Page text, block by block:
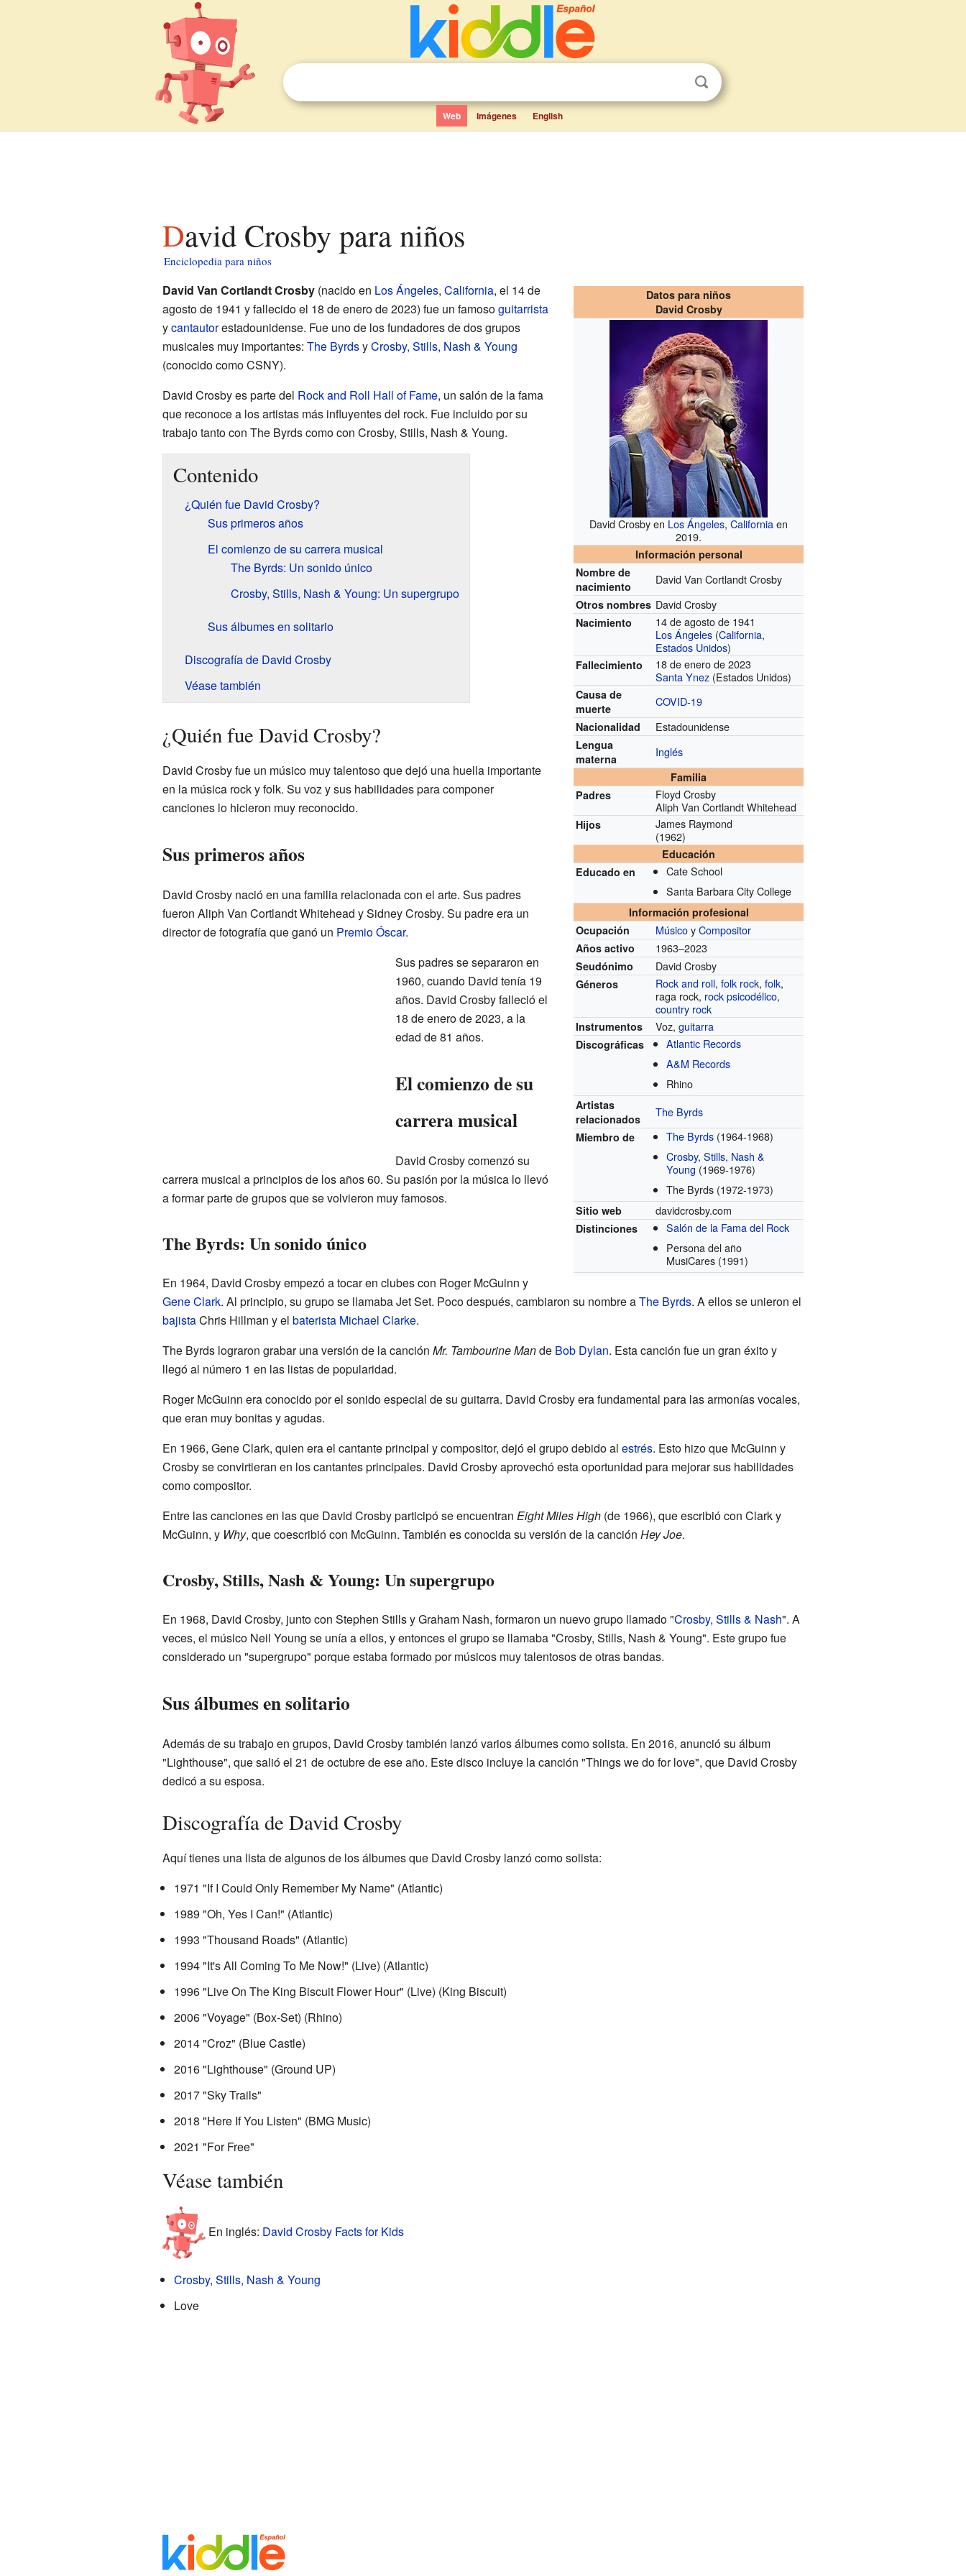
Web Imágenes English
David Crosby para niños
Enciclopedia para niños
Datos para niños
David Crosby
David Crosby en Los Ángeles,Californiaen
2019.
Información personal
Nombre de
nacimiento
David Van Cortlandt Crosby
Otros nombres David Crosby
Nacimiento
14 de agosto de 1941
Los Ángeles (California,
Estados Unidos)
Fallecimiento
18 de enero de 2023
Santa Ynez (Estados Unidos)
Causa de
muerte
COVID-19
Nacionalidad Estadounidense
Lengua
materna
Inglés
Familia
Padres
Floyd Crosby
Aliph Van Cortlandt Whitehead
Hijos
James Raymond
(1962)
Educación
Educado en
Cate School
Santa Barbara City College
Información profesional
Ocupación
MúsicoyCompositor
Años activo 1963–2023
Seudónimo David Crosby
Géneros Rock and roll,folk rock,folk,
raga rock, rock psicodélico,
country rock
Instrumentos Voz,guitarra
Discográficas
Atlantic Records
A&M Records
Rhino
Artistas
relacionados
The Byrds
Miembro de The Byrds (1964-1968)
Crosby, Stills, Nash &
Young (1969-1976)
The Byrds (1972-1973)
Sitio web davidcrosby.com
Distinciones
Salón de la Fama del Rock
Persona del año
MusiCares (1991)
David Van Cortlandt Crosby(nacido en Los Ángeles, California, el 14 de
agosto de 1941 y fallecido el 18 de enero de 2023) fue un famosoguitarrista
ycantautorestadounidense. Fue uno de los fundadores de dos grupos
musicales muy importantes: The ByrdsyCrosby, Stills, Nash & Young
(conocido como CSNY).
David Crosby es parte del Rock and Roll Hall of Fame, un salón de la fama
que reconoce a los artistas más influyentes del rock. Fue incluido por su
trabajo tanto con The Byrds como con Crosby, Stills, Nash & Young.
Contenido
¿Quién fue David Crosby?
Sus primeros años
El comienzo de su carrera musical
The Byrds: Un sonido único
Crosby, Stills, Nash & Young: Un supergrupo
Sus álbumes en solitario
Discografía de David Crosby
Véase también
¿Quién fue David Crosby?
David Crosby fue un músico muy talentoso que dejó una huella importante
en la música rock y folk. Su voz y sus habilidades para componer
canciones lo hicieron muy reconocido.
Sus primeros años
David Crosby nació en una familia relacionada con el arte. Sus padres
fueron Aliph Van Cortlandt Whitehead y Sidney Crosby. Su padre era un
director de fotografía que ganó un Premio Óscar.
Sus padres se separaron en
1960, cuando David tenía 19
años. David Crosby falleció el
18 de enero de 2023, a la
edad de 81 años.
El comienzo de su
carrera musical
David Crosby comenzó su
carrera musical a principios de los años 60. Su pasión por la música lo llevó
a formar parte de grupos que se volvieron muy famosos.
The Byrds: Un sonido único
En 1964, David Crosby empezó a tocar en clubes con Roger McGuinn y
Gene Clark. Al principio, su grupo se llamaba Jet Set. Poco después, cambiaron su nombre aThe Byrds. A ellos se unieron el
bajistaChris Hillman y el baterista Michael Clarke.
The Byrds lograron grabar una versión de la canción Mr. Tambourine Mande Bob Dylan. Esta canción fue un gran éxito y
llegó al número 1 en las listas de popularidad.
Roger McGuinn era conocido por el sonido especial de su guitarra. David Crosby era fundamental para las armonías vocales,
que eran muy bonitas y agudas.
En 1966, Gene Clark, quien era el cantante principal y compositor, dejó el grupo debido al estrés. Esto hizo que McGuinn y
Crosby se convirtieran en los cantantes principales. David Crosby aprovechó esta oportunidad para mejorar sus habilidades
como compositor.
Entre las canciones en las que David Crosby participó se encuentran Eight Miles High(de 1966), que escribió con Clark y
McGuinn, y Why, que coescribió con McGuinn. También es conocida su versión de la canción Hey Joe.
Crosby, Stills, Nash & Young: Un supergrupo
En 1968, David Crosby, junto con Stephen Stills y Graham Nash, formaron un nuevo grupo llamado "Crosby, Stills & Nash". A
veces, el músico Neil Young se unía a ellos, y entonces el grupo se llamaba "Crosby, Stills, Nash & Young". Este grupo fue
considerado un "supergrupo" porque estaba formado por músicos muy talentosos de otras bandas.
Sus álbumes en solitario
Además de su trabajo en grupos, David Crosby también lanzó varios álbumes como solista. En 2016, anunció su álbum
"Lighthouse", que salió el 21 de octubre de ese año. Este disco incluye la canción "Things we do for love", que David Crosby
dedicó a su esposa.
Discografía de David Crosby
Aquí tienes una lista de algunos de los álbumes que David Crosby lanzó como solista:
1971 "If I Could Only Remember My Name" (Atlantic)
1989 "Oh, Yes I Can!" (Atlantic)
1993 "Thousand Roads" (Atlantic)
1994 "It's All Coming To Me Now!" (Live) (Atlantic)
1996 "Live On The King Biscuit Flower Hour" (Live) (King Biscuit)
2006 "Voyage" (Box-Set) (Rhino)
2014 "Croz" (Blue Castle)
2016 "Lighthouse" (Ground UP)
2017 "Sky Trails"
2018 "Here If You Listen" (BMG Music)
2021 "For Free"
Véase también
En inglés: David Crosby Facts for Kids
Crosby, Stills, Nash & Young
Love